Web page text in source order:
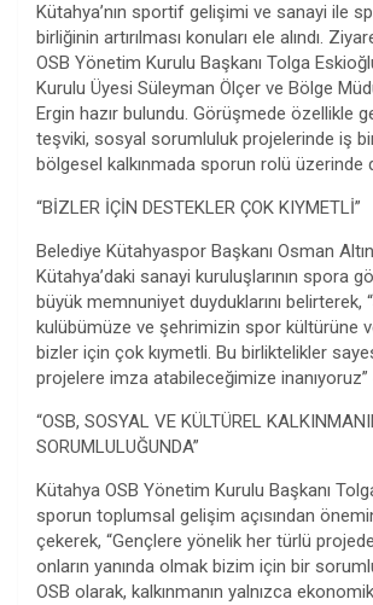
Kütahya’nın sportif gelişimi ve sanayi ile
birliğinin artırılması konuları ele alındı.
OSB Yönetim Kurulu Başkanı Tolga
Kurulu Üyesi Süleyman Ölçer ve Bölge
Ergin hazır bulundu. Görüşmede özellikle
teşviki, sosyal sorumluluk projelerinde iş
bölgesel kalkınmada sporun rolü üzerinde
“BİZLER İÇİN DESTEKLER ÇOK KIYMETLİ”
Belediye Kütahyaspor Başkanı Osman
Kütahya’daki sanayi kuruluşlarının spora
büyük memnuniyet duyduklarını belirterek,
kulübümüze ve şehrimizin spor kültürüne
bizler için çok kıymetli. Bu birliktelikler
projelere imza atabileceğimize inanıyoruz”
“OSB, SOSYAL VE KÜLTÜREL
SORUMLULUĞUNDA”
Kütahya OSB Yönetim Kurulu Başkanı
sporun toplumsal gelişim açısından
çekerek, “Gençlere yönelik her türlü
onların yanında olmak bizim için bir
OSB olarak, kalkınmanın yalnızca